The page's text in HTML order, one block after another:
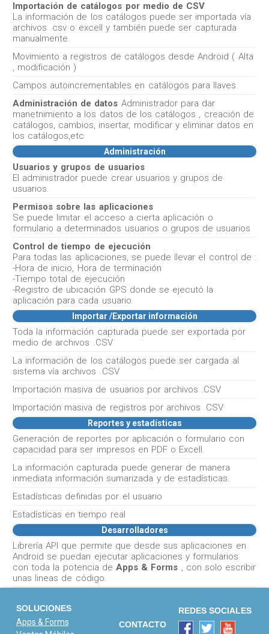
Importación de catálogos por medio de CSV
La información de los catálogos puede ser importada vía
archivos .csv o excell y también puede ser capturada
manualmente.
Movimiento a registros de catálogos desde Android ( Alta
, modificación )
Campos autoincrementables en catálogos para llaves.
Administración de datos Administrador para dar
manetnimiento a los datos de los catálogos , creación de
catálogos, cambios, insertar, modificar y eliminar datos en
los catálogos,etc
Administración
Usuarios y grupos de usuarios
El administrador puede crear usuarios y grupos de
usuarios.
Permisos sobre las aplicaciones
Se puede limitar el acceso a cierta aplicación o
formulario a determinados usuarios o grupos de usuarios
Control de tiempo de ejecución
Para todas las aplicaciones, se puede llevar el control de :
-Hora de inicio, Hora de terminación
-Tiempo total de ejecución
-Registro de ubicación GPS donde se ejecutó la
aplicación para cada usuario.
Importar /Exportar información
Toda la información capturada puede ser exportada por
medio de archivos .CSV
La información de los catálogos puede ser cargada al
sistema vía archivos .CSV
Importación masiva de usuarios por archivos .CSV
Importación masiva de registros por archivos .CSV
Reportes y estadísticas
Generación de reportes por aplicación o formulario con
capacidad para ser impresos en PDF o Excell.
La información capturada puede generar de manera
inmediata información sumarizada y de estadísticas.
Estadísticas definidas por el usuario
Estadísticas en tiempo real
Desarrolladores
Librería API que permite que desde sus aplicaciones en
Android se puedan ejecutar aplicaciones y formularios
con toda la potencia de Apps & Forms , con solo escribir
unas lineas de código.
SOLUCIONES
Apps & Forms
CONTACTO
REDES SOCIALES